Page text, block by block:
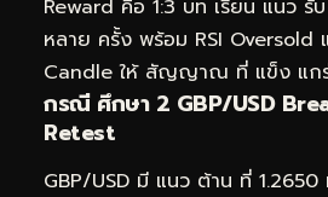
Reward คือ 1:3 บท เรียน แนว
หลาย ครั้ง พร้อม RSI Oversold
Candle ให้ สัญญาณ ที่ แข็ง แก
กรณี ศึกษา 2 GBP/USD
Retest
GBP/USD มี แนว ต้าน ที่